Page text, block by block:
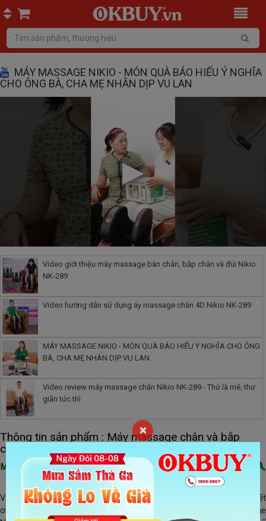
MÁY MASSAGE NIKIO - MÓN QUÀ BÁO HIẾU Ý NGHĨA
CHO ÔNG BÀ, CHA MẸ NHÂN DỊP VU LAN
Video giới thiệu máy massage bàn chân, bắp chân và đùi Nikio
NK-289
Video hướng dẫn sử dụng áy massage chân 4D Nikio NK-289
MÁY MASSAGE NIKIO - MÓN QUÀ BÁO HIẾU Ý NGHĨA CHO ÔNG
BÀ, CHA MẸ NHÂN DỊP VU LAN
Video review máy massage chân Nikio NK-289 - Thử là mê, thư
giãn tức thì
Thông tin sản phẩm : Máy massage chân và bắp
chân 4D Nikio NK-289 - Dòng cao cấp
MÁY MASSAGE NIKIO - MÓN QUÀ BÁO HIẾU Ý NGHĨA CHO ÔNG BÀ,
CHA MẸ NHÂN DỊP VU LAN
Vu Lan là dịp để mỗi người con thể hiện tình yêu thương và lòng biết
ơn đến cha mẹ, ông bà. Trong muôn vàn món quà, máy massage
×